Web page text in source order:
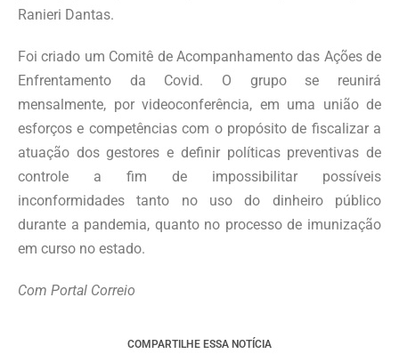
Ranieri Dantas.
Foi criado um Comitê de Acompanhamento das Ações de
Enfrentamento da Covid. O grupo se reunirá
mensalmente, por videoconferência, em uma união de
esforços e competências com o propósito de fiscalizar a
atuação dos gestores e definir políticas preventivas de
controle a fim de impossibilitar possíveis
inconformidades tanto no uso do dinheiro público
durante a pandemia, quanto no processo de imunização
em curso no estado.
Com Portal Correio
COMPARTILHE ESSA NOTÍCIA